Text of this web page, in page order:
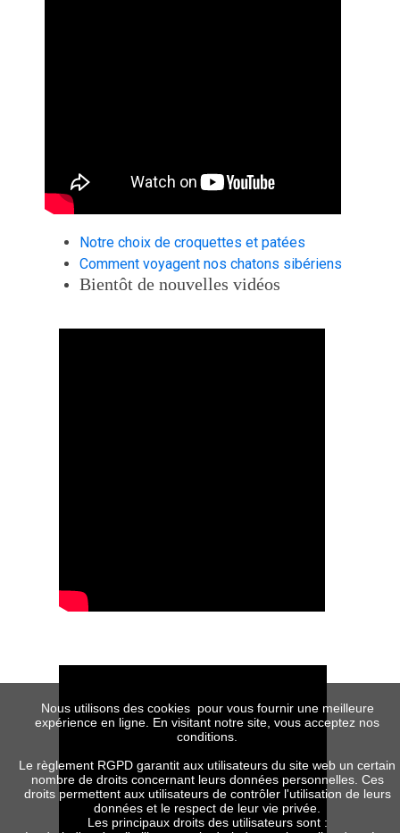
Notre choix de croquettes et patées
Comment voyagent nos chatons sibériens
Bientôt de nouvelles vidéos
Nous utilisons des cookies pour vous fournir une meilleure
expérience en ligne. En visitant notre site, vous acceptez nos
conditions.
Le règlement RGPD garantit aux utilisateurs du site web un certain
nombre de droits concernant leurs données personnelles. Ces
droits permettent aux utilisateurs de contrôler l'utilisation de leurs
données et le respect de leur vie privée.
Les principaux droits des utilisateurs sont :